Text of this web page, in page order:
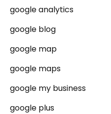
google analytics
google blog
google map
google maps
google my business
google plus